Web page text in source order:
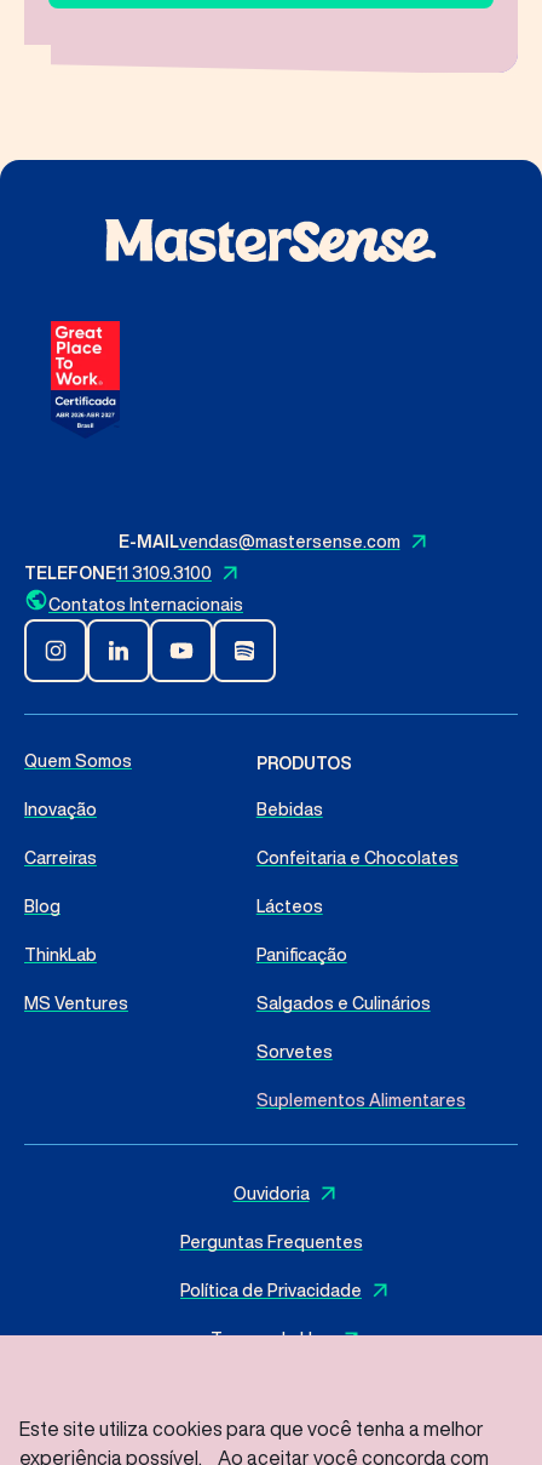
E-MAILvendas@mastersense.com
TELEFONE11 3109.3100
Contatos Internacionais
Quem Somos
Inovação
Carreiras
Blog
ThinkLab
MS Ventures
PRODUTOS
Bebidas
Confeitaria e Chocolates
Lácteos
Panificação
Salgados e Culinários
Sorvetes
Suplementos Alimentares
Ouvidoria
Perguntas Frequentes
Política de Privacidade
Termos de Uso
© 2025 IMasterSense ing. Alim. L.tda– Todos os direitos
Este site utiliza cookies para que você tenha a melhor
experiência possível. Ao aceitar você concorda com